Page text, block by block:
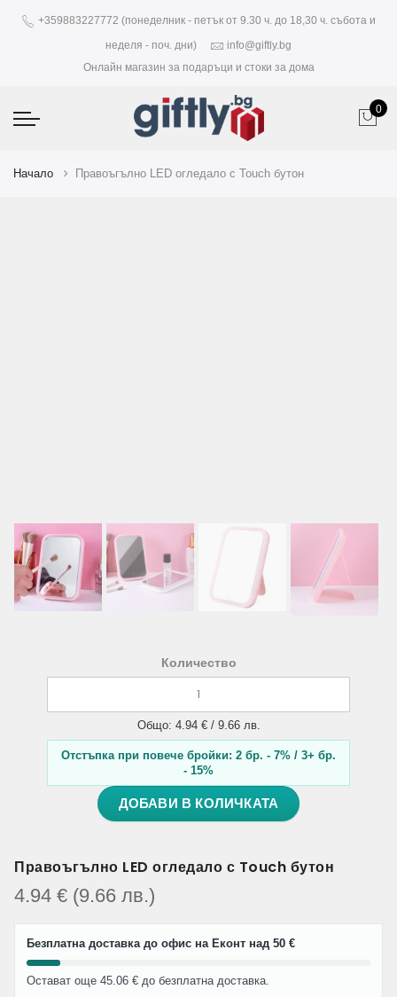
+359883227772 (понеделник - петък от 9.30 ч. до 18,30 ч. събота и
неделя - поч. дни)
info@giftly.bg
Онлайн магазин за подаръци и стоки за дома
0
Начало Правоъгълно LED огледало с Touch бутон
Количество
Общо: 4.94 € / 9.66 лв.
Отстъпка при повече бройки: 2 бр. - 7% / 3+ бр.
- 15%
ДОБАВИ В КОЛИЧКАТА
Правоъгълно LED огледало с Touch бутон
4.94 € (9.66 лв.)
Безплатна доставка до офис на Еконт над 50 €
Остават още 45.06 € до безплатна доставка.